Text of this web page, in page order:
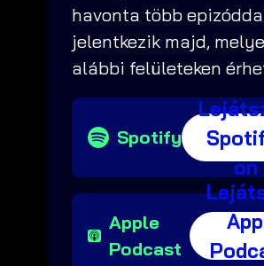
havonta több
jelentkezik majd,
alábbi felületeken
Spotify
on
Apple
Podcast